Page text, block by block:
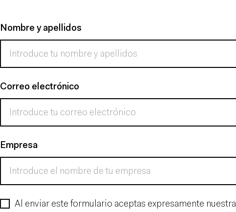
Nombre y apellidos
Correo electrónico
Empresa
Al enviar este formulario aceptas expresamente nuestra